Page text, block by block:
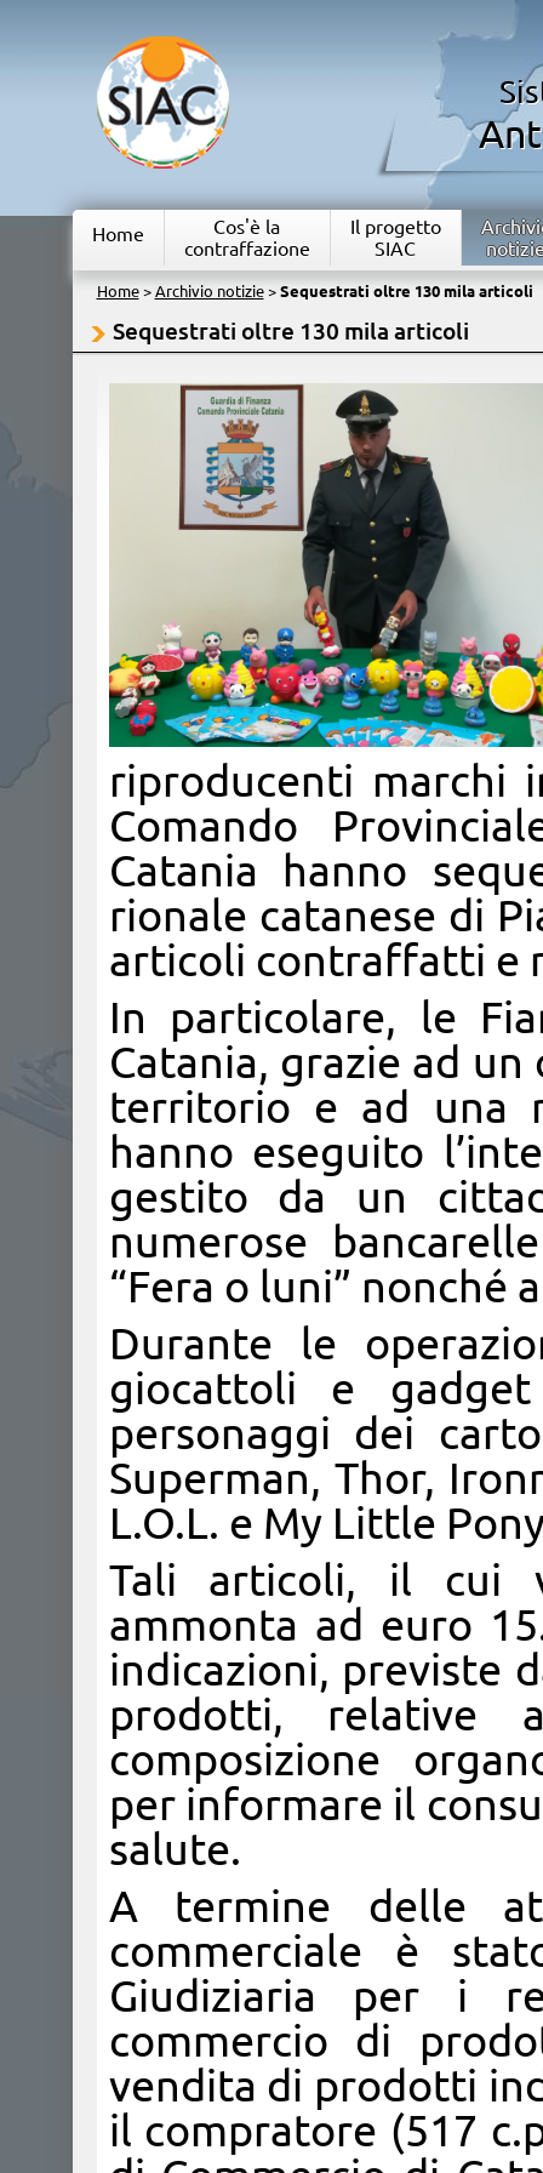
Home
Cos'è la
contraffazione
Il progetto
SIAC
Home> Archivio notizie> Sequestrati oltre 130 mila articoli
Sequestrati oltre 130 mila articoli
riproducenti marchi
Comando
Catania hanno
rionale catanese di
articoli contraffatti e
In particolare, le
Catania, grazie ad
territorio e ad una
hanno eseguito
gestito da un
numerose
“Fera o luni” nonché
Durante le
giocattoli e
personaggi dei
Superman, Thor,
L.O.L. e My Little
Tali articoli, il cui
ammonta ad euro
indicazioni, previste
prodotti, relative
composizione
per informare il
salute.
A termine delle
commerciale è
Giudiziaria per i
commercio di
vendita di prodotti
il compratore (517